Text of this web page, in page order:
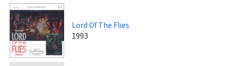
Lord Of The Flies
1993